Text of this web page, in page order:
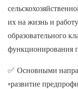
их на жизнь и
образовательного
функционирования
✅ Основными
▫развитие